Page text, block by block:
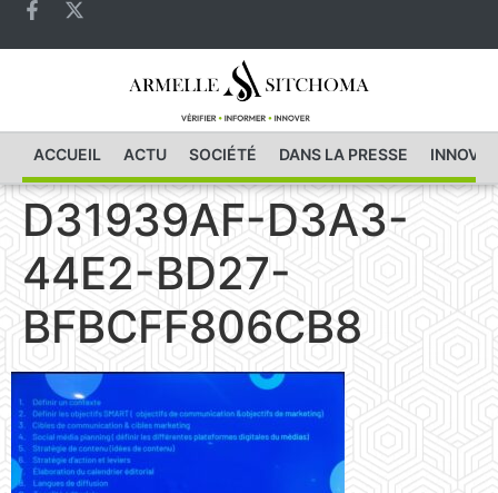
ACCUEIL ACTU SOCIÉTÉ DANS LA PRESSE
D31939AF-D3A3-
44E2-BD27-
BFBCFF806CB8